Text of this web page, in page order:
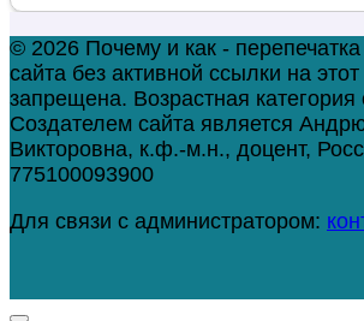
© 2026 Почему и как -
сайта без активной ссылки на этот
запрещена. Возрастная категория
Создателем сайта является
Викторовна, к.ф.-м.н., доцент,
775100093900
Для связи с администратором: